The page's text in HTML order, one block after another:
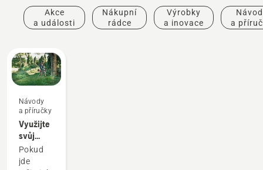
Akce
a události
Nákupní
rádce
Výrobky
a inovace
a
Návody
a příručky
Využijte
svůj
křovinořez
na
Pokud
jde